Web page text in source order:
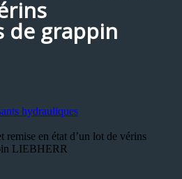
de grappin
hydrauliques
remise en état d’un lot de vérins
LIEBHERR